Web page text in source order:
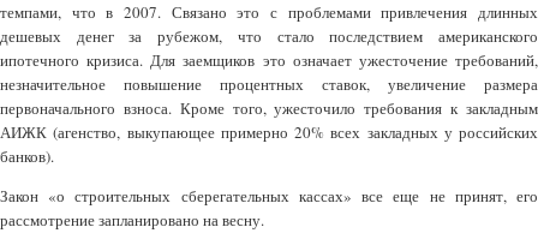
темпами, что в 2007. Связано это с проблемами привлечения длинных
дешевых денег за рубежом, что стало последствием американского
ипотечного кризиса. Для заемщиков это означает ужесточение требований,
незначительное повышение процентных ставок, увеличение размера
первоначального взноса. Кроме того, ужесточило требования к закладным
АИЖК (агенство, выкупающее примерно 20% всех закладных у российских
банков).
Закон «о строительных сберегательных кассах» все еще не принят, его
рассмотрение запланировано на весну.